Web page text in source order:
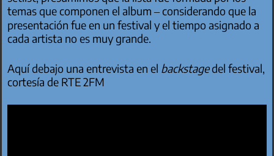
temas que componen el album – considerando que la
presentación fue en un festival y el tiempo asignado a
cada artista no es muy grande.
Aquí debajo una entrevista en el backstagedel festival,
cortesía de RTE 2FM